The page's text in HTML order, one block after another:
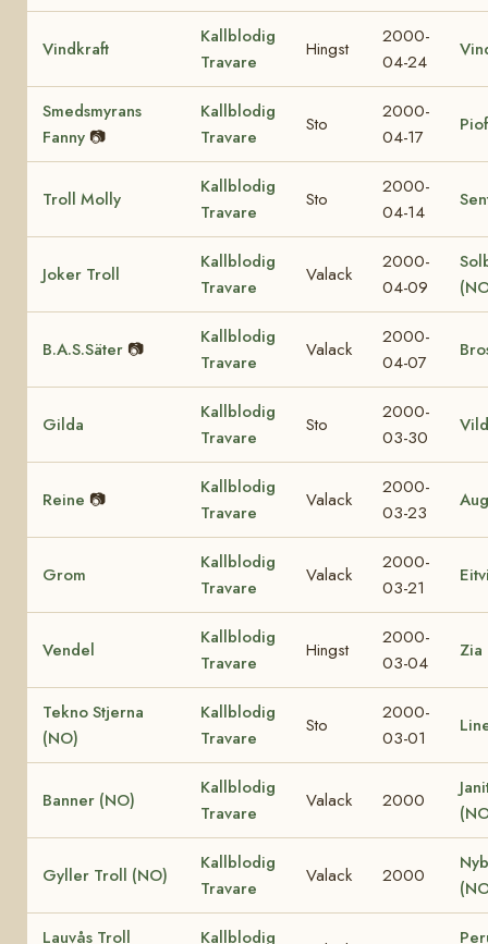
Vindkraft
Kallblodig
Travare
Hingst
2000-
04-24
Smedsmyrans
Fanny 📷
Kallblodig
Travare
Sto
2000-
04-17
Troll Molly
Kallblodig
Travare
Sto
2000-
04-14
Joker Troll
Kallblodig
Travare
Valack
2000-
04-09
B.A.S.Säter 📷
Kallblodig
Travare
Valack
2000-
04-07
Gilda
Kallblodig
Travare
Sto
2000-
03-30
Reine 📷
Kallblodig
Travare
Valack
2000-
03-23
Grom
Kallblodig
Travare
Valack
2000-
03-21
Vendel
Kallblodig
Travare
Hingst
2000-
03-04
Zia
Tekno Stjerna
(NO)
Kallblodig
Travare
Sto
2000-
03-01
Banner (NO)
Kallblodig
Travare
Valack 2000
Gyller Troll (NO)
Kallblodig
Travare
Valack 2000
Lauvås Troll Kallblodig